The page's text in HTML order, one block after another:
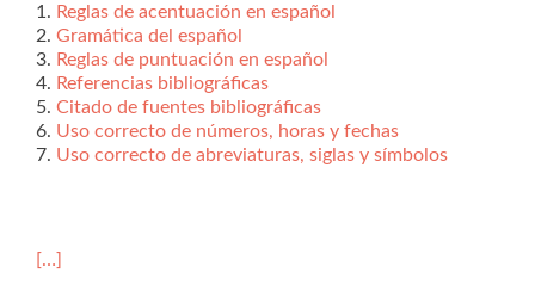
1. Reglas de acentuación en español
2. Gramática del español
3. Reglas de puntuación en español
4. Referencias bibliográficas
5. Citado de fuentes bibliográficas
6. Uso correcto de números, horas y fechas
7. Uso correcto de abreviaturas, siglas y símbolos
[…]